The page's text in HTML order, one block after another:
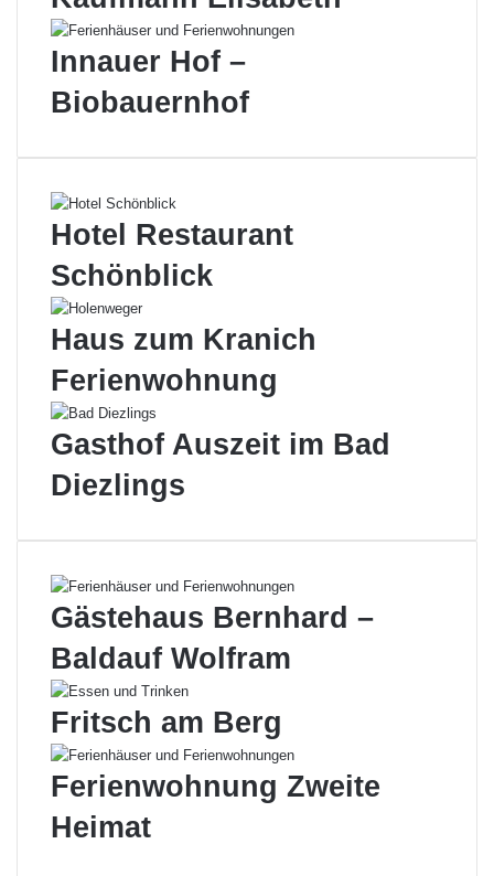
Innauer Hof –
Biobauernhof
Hotel Restaurant
Schönblick
Haus zum Kranich
Ferienwohnung
Gasthof Auszeit im Bad
Diezlings
Gästehaus Bernhard –
Baldauf Wolfram
Fritsch am Berg
Ferienwohnung Zweite
Heimat